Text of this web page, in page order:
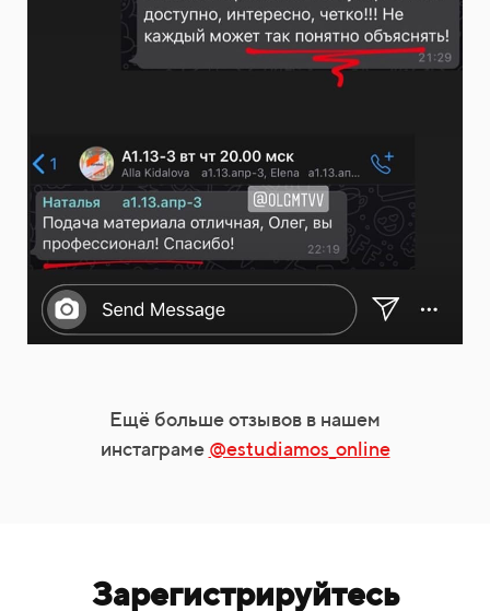
Ещё больше отзывов в нашем
инстаграме @estudiamos_online
Зарегистрируйтесь